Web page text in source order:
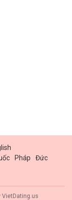
Pháp
Đức
VietDating.us